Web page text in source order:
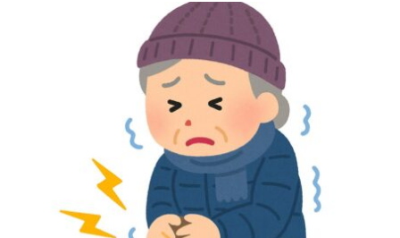
PRP治療
幹細胞培養上清液
慢性疼痛
ドクター紹介
症例
よくある質問